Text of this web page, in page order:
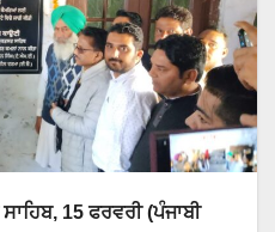
15 ਫਰਵਰੀ (ਪੰਜਾਬੀ